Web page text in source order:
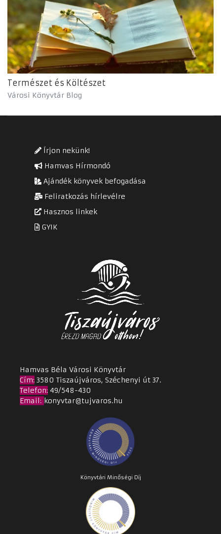
Természet és Költészet
Városi Könyvtár Blog
Írjon nekünk!
Hamvas Hírmondó
Ajándék könyvek befogadása
Feliratkozás hírlevélre
Hasznos linkek
GYIK
Hamvas Béla Városi Könyvtár
Cím: 3580 Tiszaújváros, Széchenyi út 37.
Telefon: 49/548-430
Email : konyvtar@tujvaros.hu
Könyvtári Minőségi Díj